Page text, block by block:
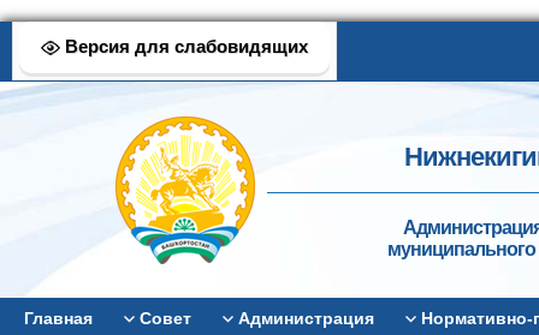
Версия для слабовидящих
муниципального
Главная Совет Администрация